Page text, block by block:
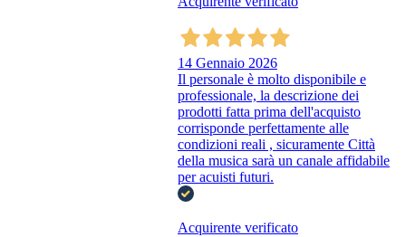
14 Gennaio 2026
Il personale è molto disponibile e
professionale, la descrizione dei
prodotti fatta prima dell'acquisto
corrisponde perfettamente alle
condizioni reali , sicuramente Città
della musica sarà un canale affidabile
per acuisti futuri.
Acquirente verificato